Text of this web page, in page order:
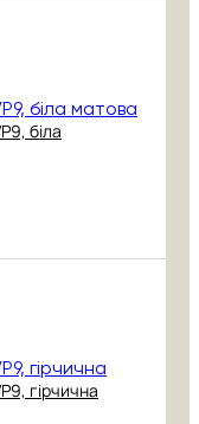
біла
гірчична